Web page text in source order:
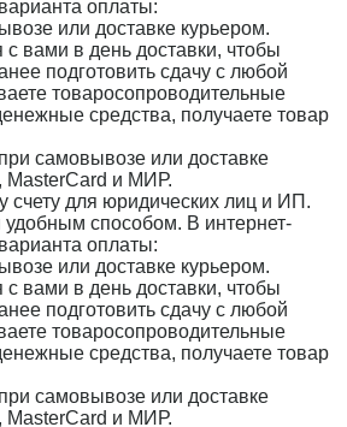
оплаты:
или доставке курьером.
вами в день доставки, чтобы
подготовить сдачу с любой
товаросопроводительные
средства, получаете товар
самовывозе или доставке
MasterCard и МИР.
счету для юридических лиц и ИП.
удобным способом. В интернет-
оплаты:
или доставке курьером.
вами в день доставки, чтобы
подготовить сдачу с любой
товаросопроводительные
средства, получаете товар
самовывозе или доставке
MasterCard и МИР.